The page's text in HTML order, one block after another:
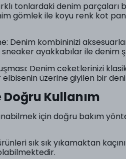
tonlardaki denim
gömlek ile koyu renk kot
Denim kombininizi
ayakkabılar ile denim
Denim ceketlerinizi
üzerine giyilen bir
Doğru Kullanım
için doğru bakım
sık sık yıkamaktan